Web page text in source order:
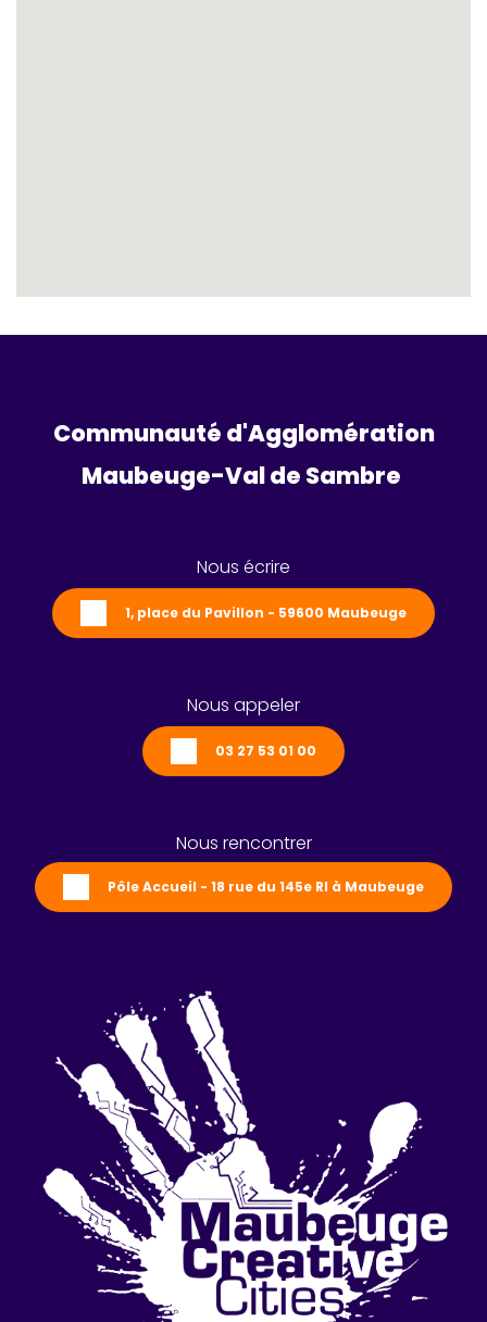
Communauté d'Agglomération
Maubeuge-Val de Sambre
Nous écrire
1, place du Pavillon - 59600 Maubeuge
Nous appeler
03 27 53 01 00
Nous rencontrer
Pôle Accueil - 18 rue du 145e RI à Maubeuge